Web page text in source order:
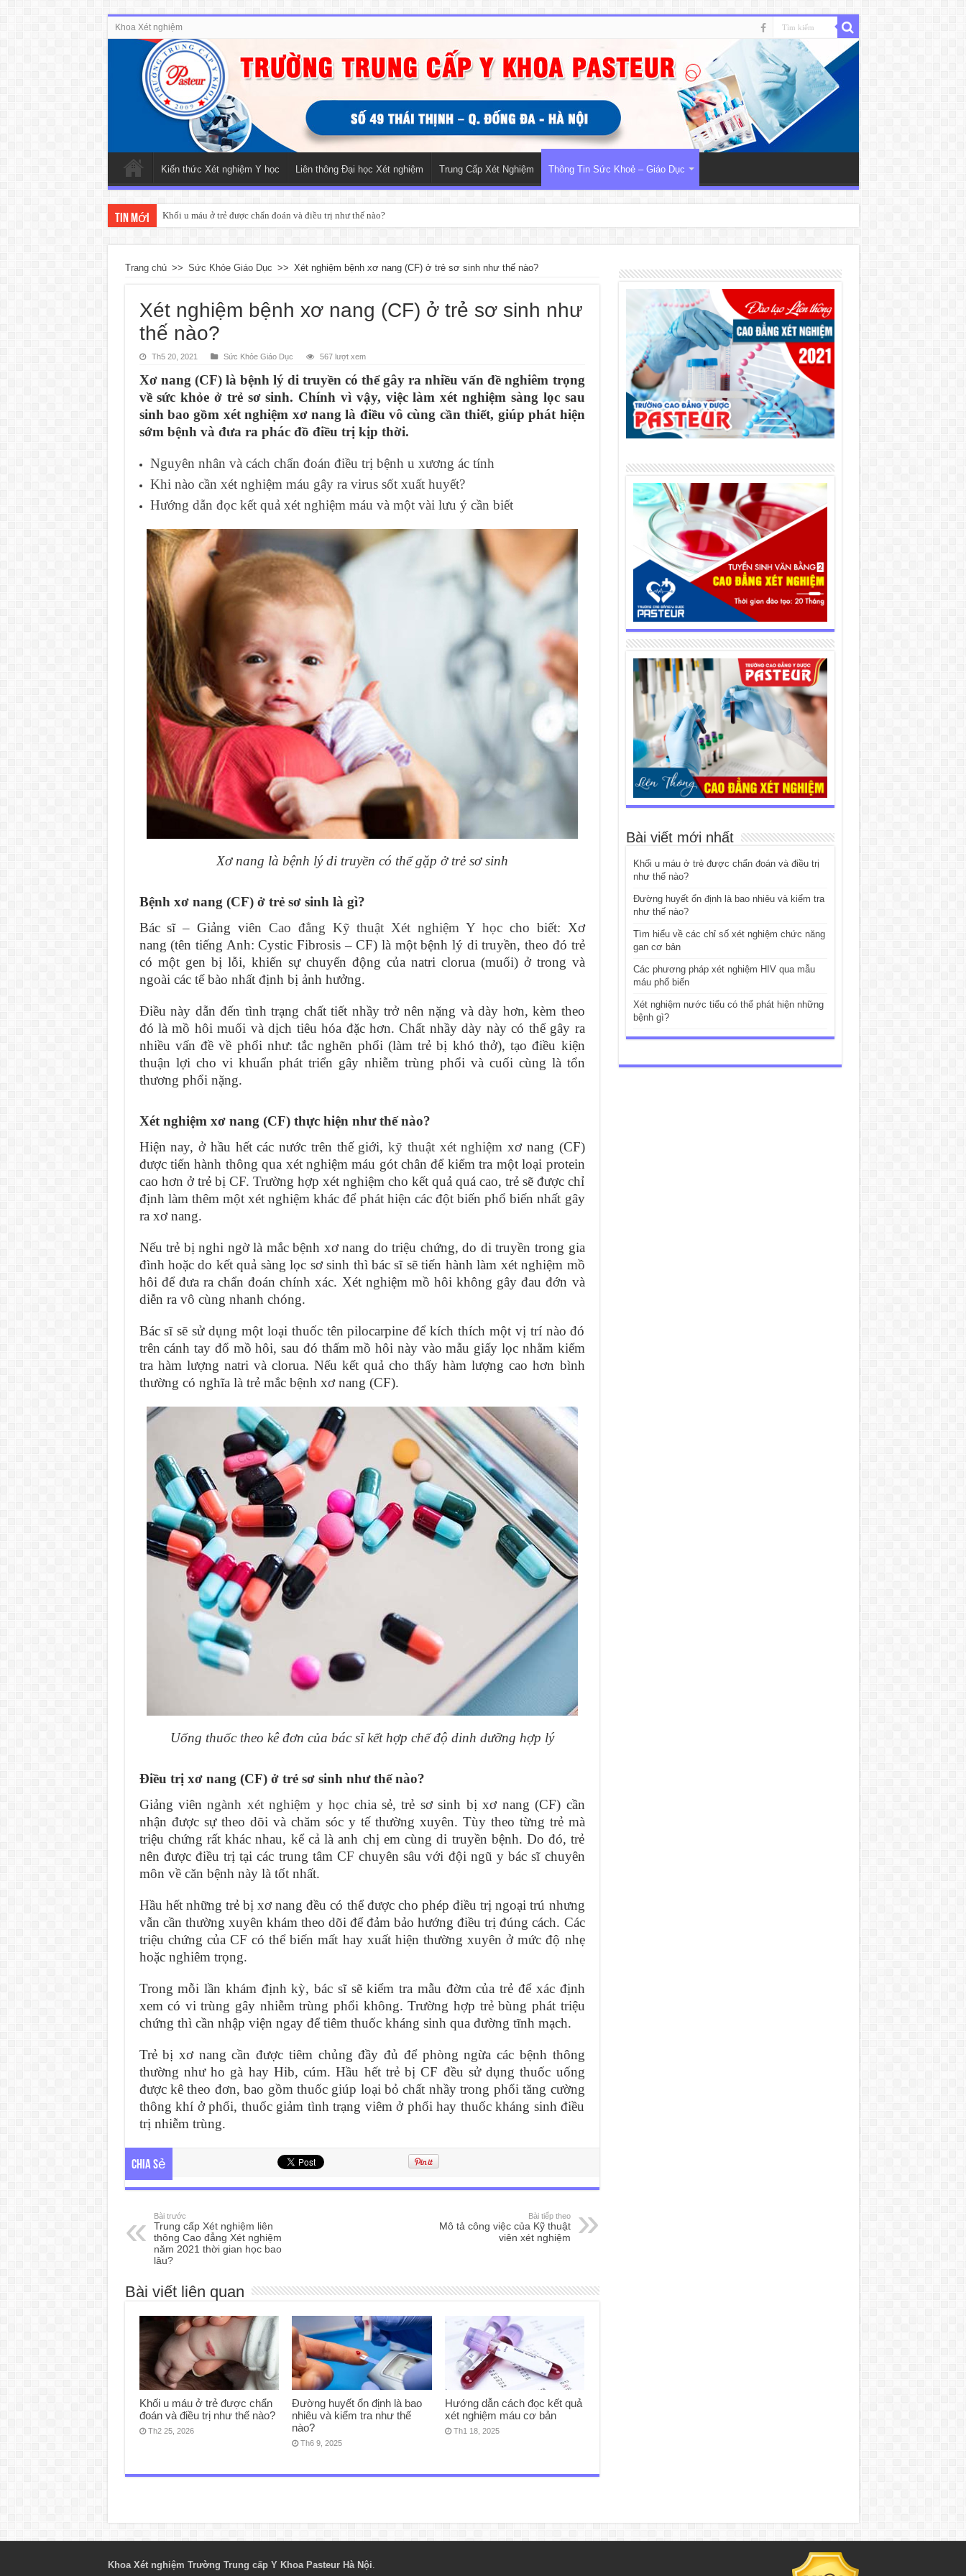
Khoa Xét nghiệm
Kiến thức Xét nghiệm Y học Liên thông Đại học Xét nghiệm Trung Cấp Xét Nghiệm Thông Tin Sức Khoẻ – Giáo Dục
Tin mới Khối u máu ở trẻ được chẩn đoán và điều trị như thế nào?
Trang chủ >> Sức Khỏe Giáo Dục >> Xét nghiệm bệnh xơ nang (CF) ở trẻ sơ sinh như thế nào?
Xét nghiệm bệnh xơ nang (CF) ở trẻ sơ sinh như
thế nào?
Th5 20, 2021 Sức Khỏe Giáo Dục 567 lượt xem
Xơ nang (CF) là bệnh lý di truyền có thể gây ra nhiều vấn đề nghiêm trọng
về sức khỏe ở trẻ sơ sinh. Chính vì vậy, việc làm xét nghiệm sàng lọc sau
sinh bao gồm xét nghiệm xơ nang là điều vô cùng cần thiết, giúp phát hiện
sớm bệnh và đưa ra phác đồ điều trị kịp thời.
Nguyên nhân và cách chẩn đoán điều trị bệnh u xương ác tính
Khi nào cần xét nghiệm máu gây ra virus sốt xuất huyết?
Hướng dẫn đọc kết quả xét nghiệm máu và một vài lưu ý cần biết
Xơ nang là bệnh lý di truyền có thể gặp ở trẻ sơ sinh
Bệnh xơ nang (CF) ở trẻ sơ sinh là gì?
Bác sĩ – Giảng viên Cao đẳng Kỹ thuật Xét nghiệm Y họccho biết: Xơ
nang (tên tiếng Anh: Cystic Fibrosis – CF) là một bệnh lý di truyền, theo đó trẻ
có một gen bị lỗi, khiến sự chuyển động của natri clorua (muối) ở trong và
ngoài các tế bào nhất định bị ảnh hưởng.
Điều này dẫn đến tình trạng chất tiết nhầy trở nên nặng và dày hơn, kèm theo
đó là mồ hôi muối và dịch tiêu hóa đặc hơn. Chất nhầy dày này có thể gây ra
nhiều vấn đề về phổi như: tắc nghẽn phổi (làm trẻ bị khó thở), tạo điều kiện
thuận lợi cho vi khuẩn phát triển gây nhiễm trùng phổi và cuối cùng là tổn
thương phổi nặng.
Xét nghiệm xơ nang (CF) thực hiện như thế nào?
Hiện nay, ở hầu hết các nước trên thế giới, kỹ thuật xét nghiệm xơ nang (CF)
được tiến hành thông qua xét nghiệm máu gót chân để kiểm tra một loại protein
cao hơn ở trẻ bị CF. Trường hợp xét nghiệm cho kết quả quá cao, trẻ sẽ được chỉ
định làm thêm một xét nghiệm khác để phát hiện các đột biến phổ biến nhất gây
ra xơ nang.
Nếu trẻ bị nghi ngờ là mắc bệnh xơ nang do triệu chứng, do di truyền trong gia
đình hoặc do kết quả sàng lọc sơ sinh thì bác sĩ sẽ tiến hành làm xét nghiệm mồ
hôi để đưa ra chẩn đoán chính xác. Xét nghiệm mồ hôi không gây đau đớn và
diễn ra vô cùng nhanh chóng.
Bác sĩ sẽ sử dụng một loại thuốc tên pilocarpine để kích thích một vị trí nào đó
trên cánh tay đổ mồ hôi, sau đó thấm mồ hôi này vào mẫu giấy lọc nhằm kiểm
tra hàm lượng natri và clorua. Nếu kết quả cho thấy hàm lượng cao hơn bình
thường có nghĩa là trẻ mắc bệnh xơ nang (CF).
Uống thuốc theo kê đơn của bác sĩ kết hợp chế độ dinh dưỡng hợp lý
Điều trị xơ nang (CF) ở trẻ sơ sinh như thế nào?
Giảng viênngành xét nghiệm y học chia sẻ, trẻ sơ sinh bị xơ nang (CF) cần
nhận được sự theo dõi và chăm sóc y tế thường xuyên. Tùy theo từng trẻ mà
triệu chứng rất khác nhau, kể cả là anh chị em cùng di truyền bệnh. Do đó, trẻ
nên được điều trị tại các trung tâm CF chuyên sâu với đội ngũ y bác sĩ chuyên
môn về căn bệnh này là tốt nhất.
Hầu hết những trẻ bị xơ nang đều có thể được cho phép điều trị ngoại trú nhưng
vẫn cần thường xuyên khám theo dõi để đảm bảo hướng điều trị đúng cách. Các
triệu chứng của CF có thể biến mất hay xuất hiện thường xuyên ở mức độ nhẹ
hoặc nghiêm trọng.
Trong mỗi lần khám định kỳ, bác sĩ sẽ kiểm tra mẫu đờm của trẻ để xác định
xem có vi trùng gây nhiễm trùng phổi không. Trường hợp trẻ bùng phát triệu
chứng thì cần nhập viện ngay để tiêm thuốc kháng sinh qua đường tĩnh mạch.
Trẻ bị xơ nang cần được tiêm chủng đầy đủ để phòng ngừa các bệnh thông
thường như ho gà hay Hib, cúm. Hầu hết trẻ bị CF đều sử dụng thuốc uống
được kê theo đơn, bao gồm thuốc giúp loại bỏ chất nhầy trong phổi tăng cường
thông khí ở phổi, thuốc giảm tình trạng viêm ở phổi hay thuốc kháng sinh điều
trị nhiễm trùng.
Chia sẻ
Bài trước
Trung cấp Xét nghiệm liên
thông Cao đẳng Xét nghiệm
năm 2021 thời gian học bao
lâu?
Bài tiếp theo
Mô tả công việc của Kỹ thuật
viên xét nghiệm
Bài viết liên quan
Khối u máu ở trẻ được chẩn
đoán và điều trị như thế nào?
Th2 25, 2026
Đường huyết ổn định là bao
nhiêu và kiểm tra như thế
nào?
Th6 9, 2025
Hướng dẫn cách đọc kết quả
xét nghiệm máu cơ bản
Th1 18, 2025
Bài viết mới nhất
Khối u máu ở trẻ được chẩn đoán và điều trị
như thế nào?
Đường huyết ổn định là bao nhiêu và kiểm tra
như thế nào?
Tìm hiểu về các chỉ số xét nghiệm chức năng
gan cơ bản
Các phương pháp xét nghiệm HIV qua mẫu
máu phổ biến
Xét nghiệm nước tiểu có thể phát hiện những
bệnh gì?
Khoa Xét nghiệm Trường Trung cấp Y Khoa Pasteur Hà Nội.